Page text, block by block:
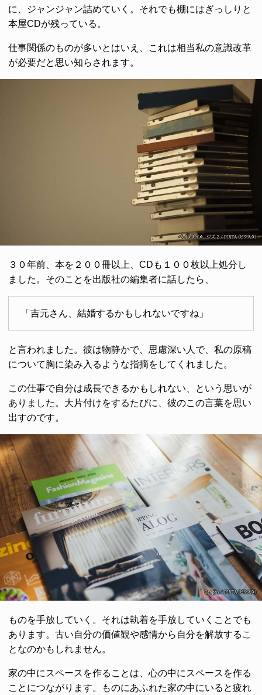
に、ジャンジャン詰めていく。それでも棚にはぎっしりと
本屋CDが残っている。
仕事関係のものが多いとはいえ、これは相当私の意識改革
が必要だと思い知らされます。
３０年前、本を２００冊以上、CDも１００枚以上処分し
ました。そのことを出版社の編集者に話したら、
「吉元さん、結婚するかもしれないですね」
と言われました。彼は物静かで、思慮深い人で、私の原稿
について胸に染み入るような指摘をしてくれました。
この仕事で自分は成長できるかもしれない、という思いが
ありました。大片付けをするたびに、彼のこの言葉を思い
出すのです。
ものを手放していく。それは執着を手放していくことでも
あります。古い自分の価値観や感情から自分を解放するこ
となのかもしれません。
家の中にスペースを作ることは、心の中にスペースを作る
ことにつながります。ものにあふれた家の中にいると疲れ